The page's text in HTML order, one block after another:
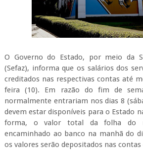
O Governo do Estado, por meio da
(Sefaz), informa que os salários dos
creditados nas respectivas contas até
feira (10). Em razão do fim de
normalmente entrariam nos dias 8
devem estar disponíveis para o Estado
forma, o valor total da folha do
encaminhado ao banco na manhã do
os valores serão depositados nas